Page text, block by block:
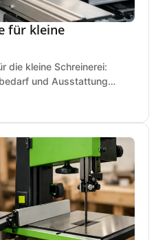
für kleine
die kleine Schreinerei:
und Ausstattung